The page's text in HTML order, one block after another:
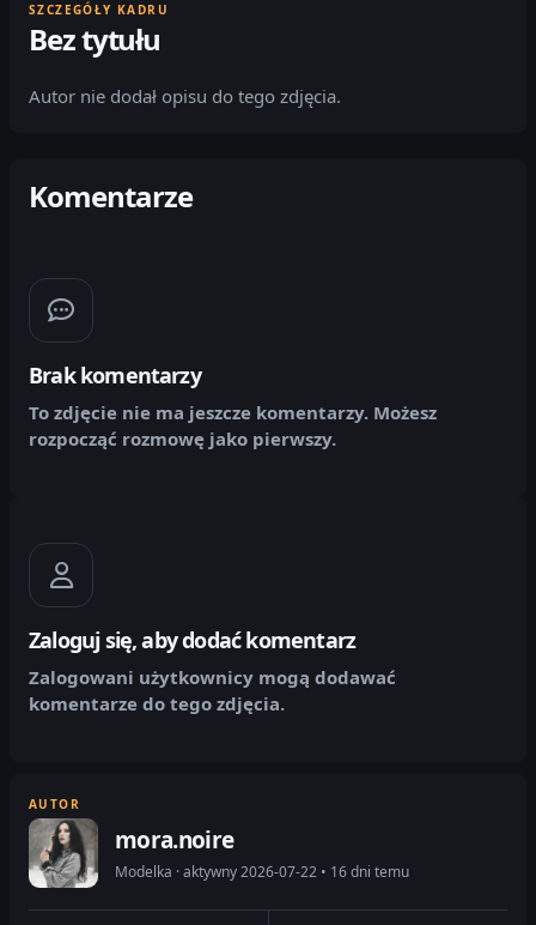
SZCZEGÓŁY KADRU
Bez tytułu
Autor nie dodał opisu do tego zdjęcia.
Komentarze
Brak komentarzy
To zdjęcie nie ma jeszcze komentarzy. Możesz
rozpocząć rozmowę jako pierwszy.
Zaloguj się, aby dodać komentarz
Zalogowani użytkownicy mogą dodawać
komentarze do tego zdjęcia.
AUTOR
mora.noire
Modelka · aktywny 2026-07-22 • 16 dni temu